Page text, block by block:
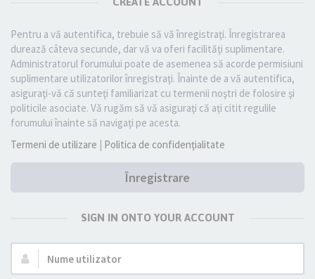
Pentru a vă autentifica, trebuie să vă înregistraţi. Înregistrarea
durează câteva secunde, dar vă va oferi facilităţi suplimentare.
Administratorul forumului poate de asemenea să acorde permisiuni
suplimentare utilizatorilor înregistraţi. Înainte de a vă autentifica,
asiguraţi-vă că sunteţi familiarizat cu termenii noştri de folosire şi
politicile asociate. Vă rugăm să vă asiguraţi că aţi citit regulile
forumului înainte să navigaţi pe acesta.
Termeni de utilizare | Politica de confidenţialitate
Înregistrare
SIGN IN ONTO YOUR ACCOUNT
Nume
utilizator: